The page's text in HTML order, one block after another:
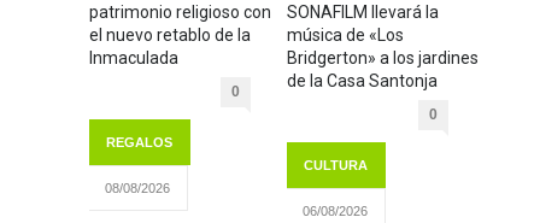
patrimonio religioso con
el nuevo retablo de la
Inmaculada
0
REGALOS
08/08/2026
SONAFILM llevará la
música de «Los
Bridgerton» a los jardines
de la Casa Santonja
0
CULTURA
06/08/2026